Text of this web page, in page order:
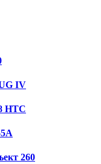
IV
HTC
260